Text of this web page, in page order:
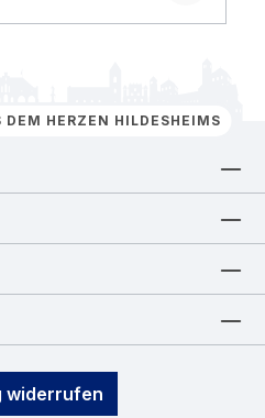
HERZEN HILDESHEIMS
widerrufen